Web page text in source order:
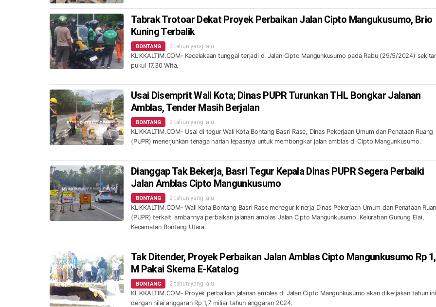
Tabrak Trotoar Dekat Proyek Perbaikan Jalan Cipto Mangukusumo, Brio
Kuning Terbalik
BONTANG 2 tahun yang lalu
KLIKKALTIM.COM- Kecelakaan tunggal terjadi di Jalan Cipto Mangunkusumo pada Rabu (29/5/2024)
pukul 17.30 Wita.
Usai Disemprit Wali Kota; Dinas PUPR Turunkan THL Bongkar Jalanan
Amblas, Tender Masih Berjalan
BONTANG 2 tahun yang lalu
KLIKKALTIM.COM- Usai di tegur Wali Kota Bontang Basri Rase, Dinas Pekerjaan Umum dan Penataan Ruang
(PUPR) menerjunkan tenaga harian lepasnya untuk membongkar jalan amblas di Cipto Mangunkusumo.
Dianggap Tak Bekerja, Basri Tegur Kepala Dinas PUPR Segera Perbaiki
Jalan Amblas Cipto Mangunkusumo
BONTANG 2 tahun yang lalu
KLIKKALTIM.COM- Wali Kota Bontang Basri Rase menegur kinerja Dinas Pekerjaan Umum dan Penataan
(PUPR) terkait lambannya perbaikan jalanan amblas Jalan Cipto Mangunkusumo, Kelurahan Gunung Elai,
Kecamatan Bontang Utara.
Tak Ditender, Proyek Perbaikan Jalan Amblas Cipto Mangunkusumo Rp
M Pakai Skema E-Katalog
BONTANG 2 tahun yang lalu
KLIKKALTIM.COM- Proyek perbaikan jalanan ambles di Jalan Cipto Mangunkusumo akan dikerjakan tahun ini
dengan nilai anggaran Rp 1,7 miliar tahun anggaran 2024.